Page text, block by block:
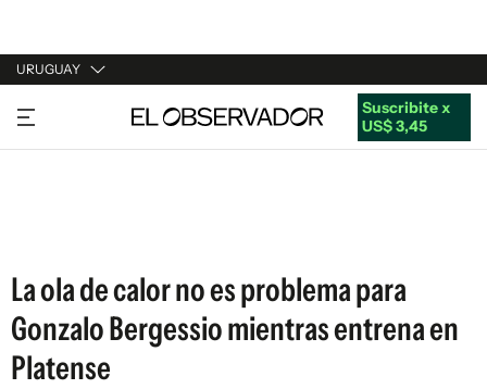
URUGUAY
URUGUAY
ARGENTINA
Suscribite x
US$ 3,45
La ola de calor no es problema para
Gonzalo Bergessio mientras entrena en
Platense